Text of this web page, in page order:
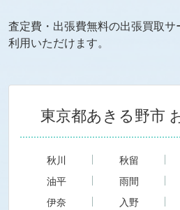
査定費・出張費無料の出張買取サ
利用いただけます。
東京都あきる野市
秋川 秋留
油平
雨間
伊奈
入野